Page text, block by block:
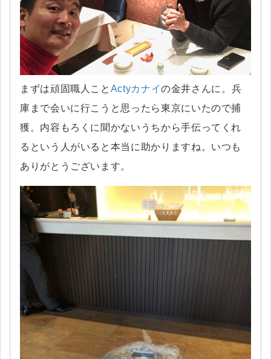
まずは頑固職人こと Actyカナイの金井さんに。兵
庫まで会いに行こうと思ったら東京にいたので捕
獲。内容もろくに聞かないうちから手伝ってくれ
るという人がいると本当に助かりますね。いつも
ありがとうございます。